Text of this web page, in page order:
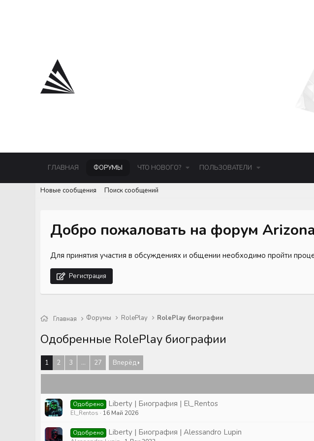
ГЛАВНАЯ ФОРУМЫ ЧТО НОВОГО? ПОЛЬЗОВАТЕЛИ
Новые сообщения Поиск сообщений
Добро пожаловать на форум
Для принятия участия в обсуждениях и общении необходимо пройти
Регистрация
Главная Форумы RolePlay RolePlay биографии
Одобренные RolePlay биографии
1 2 3 ... 27 Вперёд
Одобрено Liberty | Биография | El_Rentos
El_Rentos 16 Май 2026
Одобрено Liberty | Биография | Alessandro Lupin